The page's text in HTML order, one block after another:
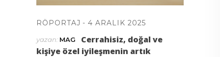
RÖPORTAJ 4 ARALIK 2025
yazan: MAG
Cerrahisiz, doğal ve
kişiye özel iyileşmenin artık